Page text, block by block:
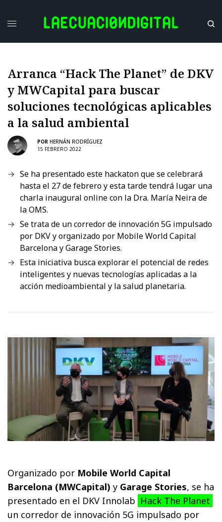
Arranca “Hack The Planet” de DKV
y MWCapital para buscar
soluciones tecnológicas aplicables
a la salud ambiental
POR HERNÁN RODRÍGUEZ
15 FEBRERO 2022
Se ha presentado este hackaton que se celebrará
hasta el 27 de febrero y esta tarde tendrá lugar una
charla inaugural online con la Dra. María Neira de
la OMS.
Se trata de un corredor de innovación 5G impulsado
por DKV y organizado por Mobile World Capital
Barcelona y Garage Stories.
Esta iniciativa busca explorar el potencial de redes
inteligentes y nuevas tecnologías aplicadas a la
acción medioambiental y la salud planetaria.
Organizado por Mobile World Capital
Barcelona (MWCapital) y Garage Stories, se ha
presentado en el DKV Innolab Hack The Planet
un corredor de innovación 5G impulsado por